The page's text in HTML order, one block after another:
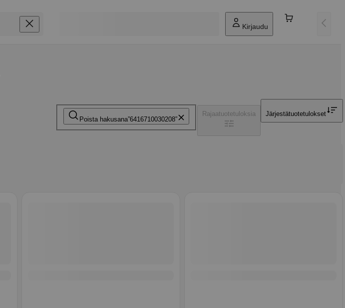
Kirjaudu
Poista hakusana 6416710030208
Rajaatuotetuloksia Järjestätuotetulokset